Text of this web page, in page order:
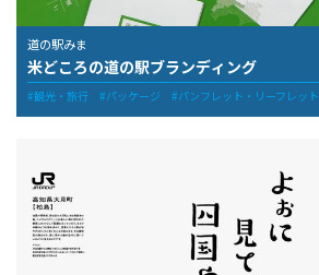
道の駅みま
米どころの道の駅ブランディング
観光・旅行 パッケージ パンフレット・リーフレット